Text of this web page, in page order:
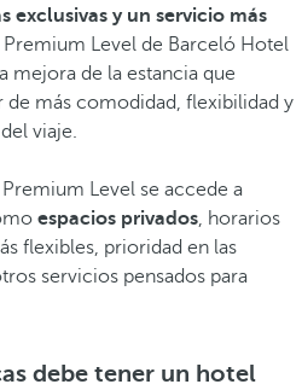
exclusivas y un servicio más
Premium Level de Barceló Hotel
mejora de la estancia que
de más comodidad, flexibilidad y
viaje.
Premium Level se accede a
espacios privados, horarios
flexibles, prioridad en las
servicios pensados para
debe tener un hotel